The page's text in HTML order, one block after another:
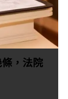
條，法院